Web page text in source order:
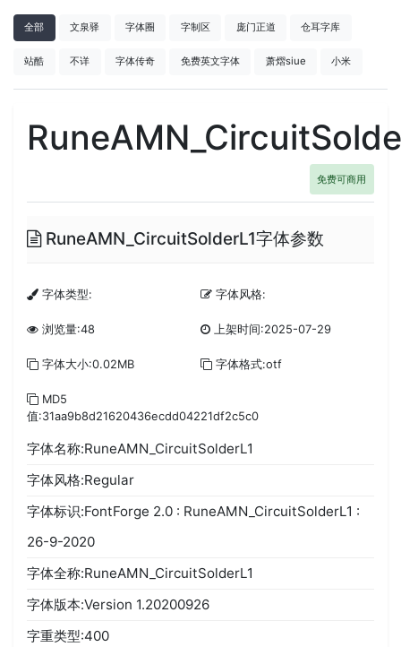
全部 文泉驿 字体圈 字制区 庞门正道 仓耳字库
站酷 不详 字体传奇 免费英文字体 萧熠siue 小米
免费可商用
RuneAMN_CircuitSolderL1字体参数
字体类型: 字体风格:
浏览量:48 上架时间:2025-07-29
字体大小:0.02MB 字体格式:otf
MD5
值:31aa9b8d21620436ecdd04221df2c5c0
字体名称:RuneAMN_CircuitSolderL1
字体风格:Regular
字体标识:FontForge 2.0 : RuneAMN_CircuitSolderL1 :
26-9-2020
字体全称:RuneAMN_CircuitSolderL1
字体版本:Version 1.20200926
字重类型:400